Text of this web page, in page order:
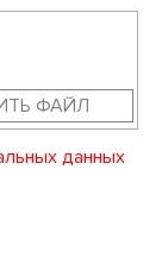
ФАЙЛ
данных